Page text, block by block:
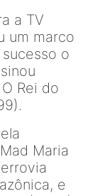
a TV
um marco
o
Rei do
Maria
e